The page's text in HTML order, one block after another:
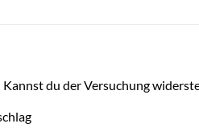
du der Versuchung